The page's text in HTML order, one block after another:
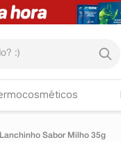
Sabor Milho 35g